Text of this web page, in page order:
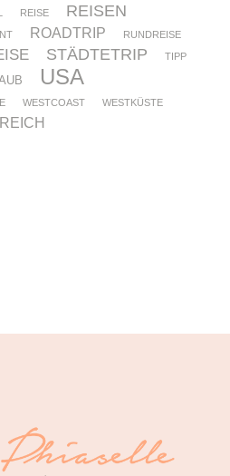
REISE REISEN
ROADTRIP RUNDREISE
STÄDTETRIP TIPP
USA
WESTCOAST
WESTKÜSTE